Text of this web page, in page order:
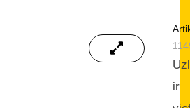
ir